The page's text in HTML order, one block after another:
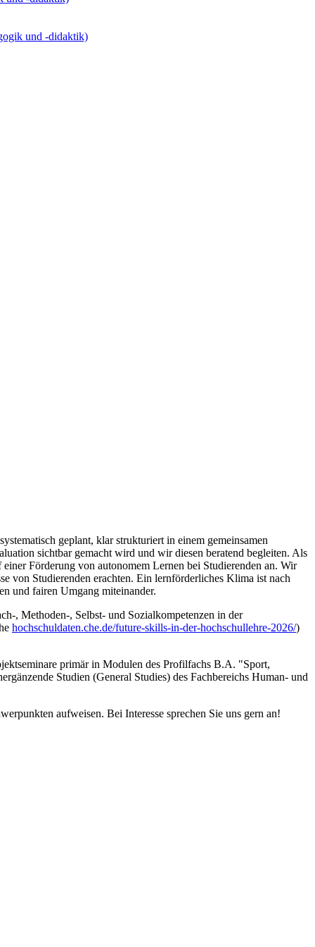
und -didaktik)
geplant, klar strukturiert in einem gemeinsamen
sichtbar gemacht wird und wir diesen beratend begleiten. Als
Förderung von autonomem Lernen bei Studierenden an. Wir
von Studierenden erachten. Ein lernförderliches Klima ist nach
und fairen Umgang miteinander.
, Methoden-, Selbst- und Sozialkompetenzen in der
hochschuldaten.che.de/future-skills-in-der-hochschullehre-2026/)
primär in Modulen des Profilfachs B.A. "Sport,
Studien (General Studies) des Fachbereichs Human- und
aufweisen. Bei Interesse sprechen Sie uns gern an!